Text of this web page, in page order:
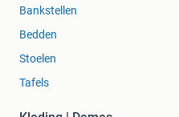
Bankstellen
Bedden
Stoelen
Tafels